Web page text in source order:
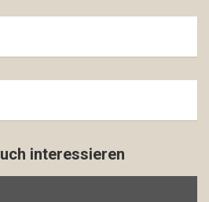
interessieren